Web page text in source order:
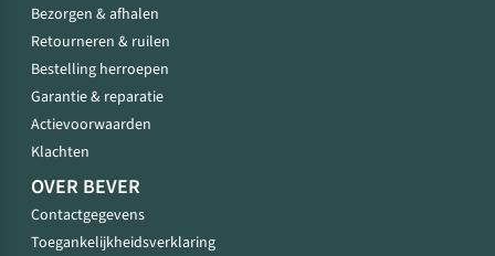
Bezorgen & afhalen
Retourneren & ruilen
Bestelling herroepen
Garantie & reparatie
Actievoorwaarden
Klachten
OVER BEVER
Contactgegevens
Toegankelijkheidsverklaring